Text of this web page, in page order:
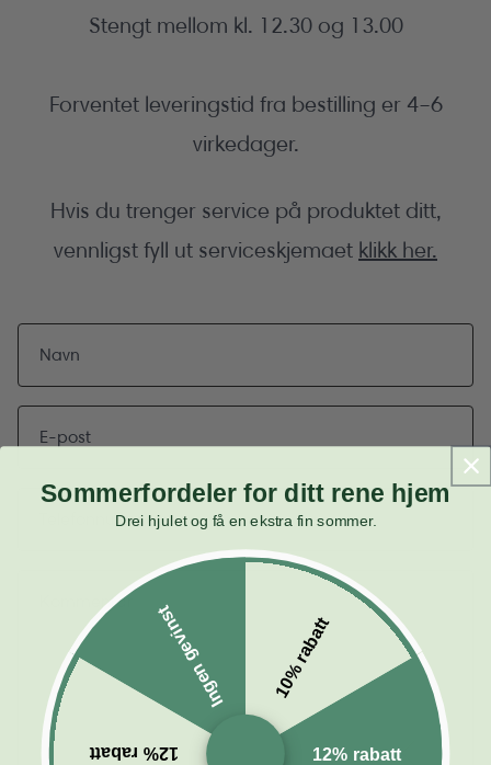
Stengt mellom kl. 12.30 og 13.00
Forventet leveringstid fra bestilling er 4–6
virkedager.
Hvis du trenger service på produktet ditt,
vennligst fyll ut serviceskjemaet klikk her.
Kontaktskjema
Navn
E-post
Telefonnummer
Kommentar
Sommerfordeler for ditt rene hjem
Drei hjulet og få en ekstra fin sommer.
10% rabatt
12% rabatt
12% rabatt
Ingen gevinst